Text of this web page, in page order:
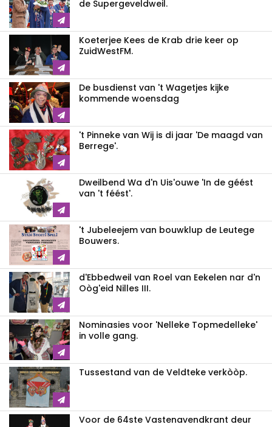
de Supergeveldweil.
Koeterjee Kees de Krab drie keer op
ZuidWestFM.
De busdienst van 't Wagetjes kijke
kommende woensdag
't Pinneke van Wij is di jaar 'De maagd van
Berrege'.
Dweilbend Wa d'n Uis'ouwe 'In de géést
van 't féést'.
't Jubeleejem van bouwklup de Leutege
Bouwers.
d'Ebbedweil van Roel van Eekelen nar d'n
Oòg'eid Nilles III.
Nominasies voor 'Nelleke Topmedelleke'
in volle gang.
Tussestand van de Veldteke verkòòp.
Voor de 64ste Vastenavendkrant deur